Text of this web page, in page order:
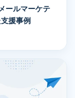
ールマーケテ
援事例